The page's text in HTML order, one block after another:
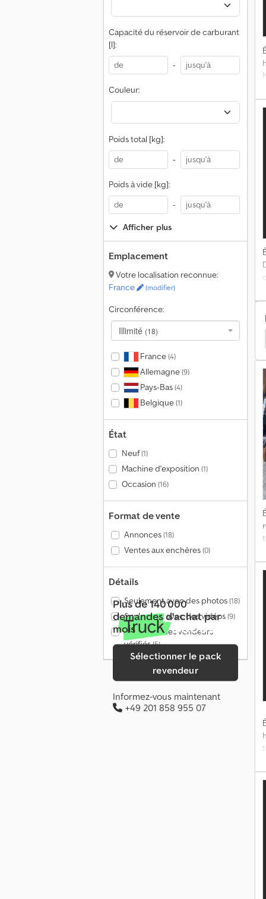
Capacité du réservoir de carburant
[l]:
-
Couleur:
Poids total [kg]:
-
Poids à vide [kg]:
-
Afficher plus
Emplacement
Votre localisation reconnue:
France
(modifier)
Circonférence:
Illimité (18)
France(4)
Allemagne(9)
Pays-Bas(4)
Belgique(1)
État
Neuf(1)
Machine d'exposition (1)
Occasion (16)
Format de vente
Annonces(18)
Ventes aux enchères(0)
Détails
Seulement avec des photos(18)
Seulement avec des vidéos(9)
Seulement les vendeurs
vérifiés(5)
Plus de 140 000
demandes d'achat par
mois
Sélectionner le pack
revendeur
Informez-vous maintenant
+49 201 858 955 07
Thwaites Tombereau (Dumper)